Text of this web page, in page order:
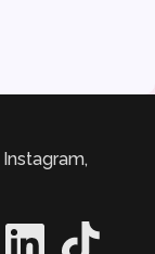
LinkedIn TikTok